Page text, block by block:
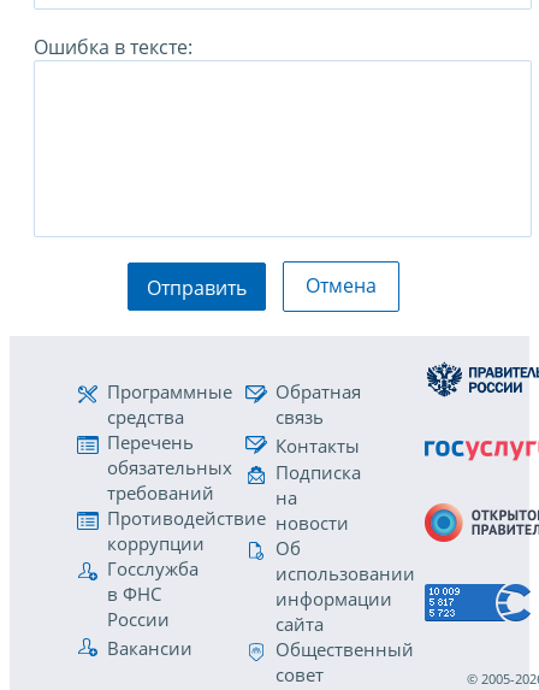
Ошибка в тексте:
Отправить Отмена
Программные
средства
Перечень
обязательных
требований
Противодействие
коррупции
Госслужба
в ФНС
России
Вакансии
Обратная
связь
Контакты
Подписка
на
новости
Об
использовании
информации
сайта
Общественный
совет
© 2005-